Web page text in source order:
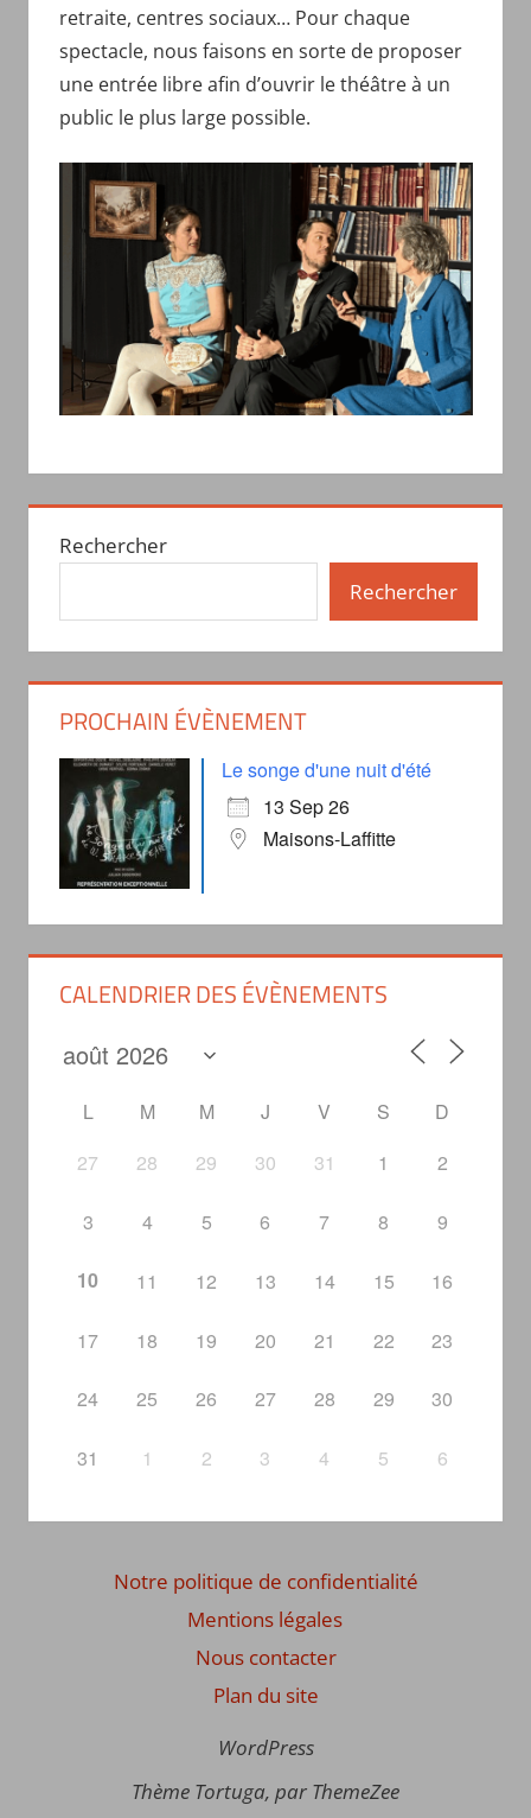
retraite, centres sociaux… Pour chaque
spectacle, nous faisons en sorte de proposer
une entrée libre afin d’ouvrir le théâtre à un
public le plus large possible.
Rechercher
Rechercher
PROCHAIN ÉVÈNEMENT
Le songe d'une nuit d'été
13 Sep 26
Maisons-Laffitte
CALENDRIER DES ÉVÈNEMENTS
L M M J V S
D
27
28 29 30 31 1 2
3 4 5 6 7 8 9
10 11 12 13 14 15 16
17 18 19 20 21 22 23
24 25 26 27 28 29 30
31 1 2 3 4 5 6
Nous contacter
Plan du site
Notre politique de confidentialité
Mentions légales
WordPress
Thème Tortuga, par ThemeZee